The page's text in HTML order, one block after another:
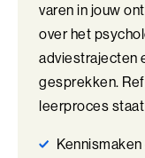
Senior Excellence
Strategisch Adviseren
Strategisch
Talent Ontwikkelings
varen in jouw
over het
adviestrajecten
gesprekken.
leerproces